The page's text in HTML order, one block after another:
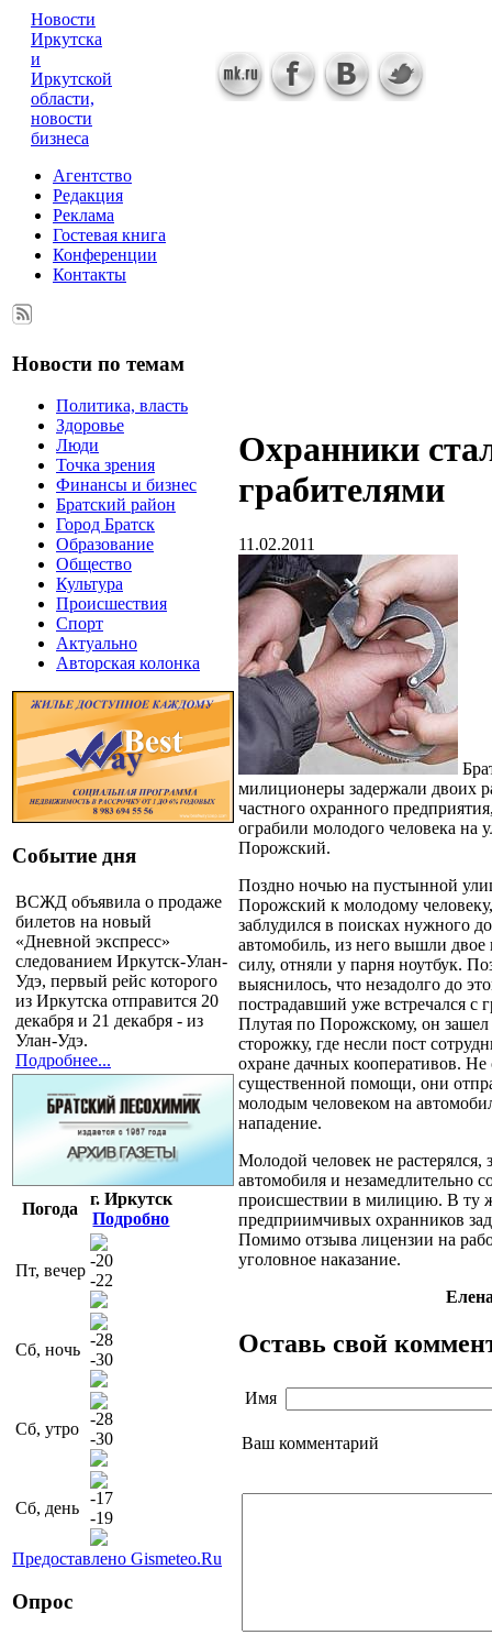
Новости
Иркутска
и
Иркутской
области,
новости
бизнеса
Агентство
Редакция
Реклама
Гостевая книга
Конференции
Контакты
Новости по темам
Политика, власть
Здоровье
Люди
Точка зрения
Финансы и бизнес
Братский район
Город Братск
Образование
Общество
Культура
Происшествия
Спорт
Актуально
Авторская колонка
Событие дня
ВСЖД объявила о продаже
билетов на новый
«Дневной экспресс»
следованием Иркутск-Улан-
Удэ, первый рейс которого
из Иркутска отправится 20
декабря и 21 декабря - из
Улан-Удэ.
Подробнее...
Погода
г. Иркутск
Подробно
Пт, вечер
-20
-22
Сб, ночь
-28
-30
Сб, утро
-28
-30
Сб, день
-17
-19
Предоставлено Gismeteo.Ru
Опрос
Охранники
грабителями
11.02.2011
милиционеры задержали двоих
частного охранного
ограбили молодого человека на
Порожский.
Поздно ночью на пустынной
Порожский к молодому
заблудился в поисках нужного
автомобиль, из него вышли
силу, отняли у парня ноутбук.
выяснилось, что незадолго до
пострадавший уже встречался с
Плутая по Порожскому, он
сторожку, где несли пост
охране дачных кооперативов. Не
существенной помощи, они
молодым человеком на
нападение.
Молодой человек не растерялся,
автомобиля и незамедлительно
происшествии в милицию. В ту
предприимчивых охранников
Помимо отзыва лицензии на
уголовное наказание.
Оставь свой
Имя
Ваш комментарий